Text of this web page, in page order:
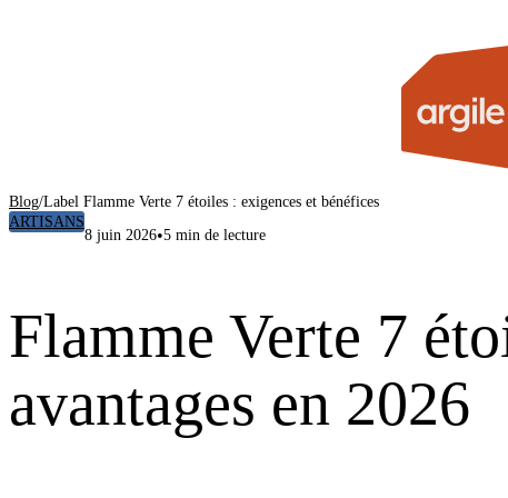
Blog/Label Flamme Verte 7 étoiles : exigences et bénéfices
ARTISANS
8 juin 2026•5 min de lecture
Flamme Verte 7
avantages en 2026